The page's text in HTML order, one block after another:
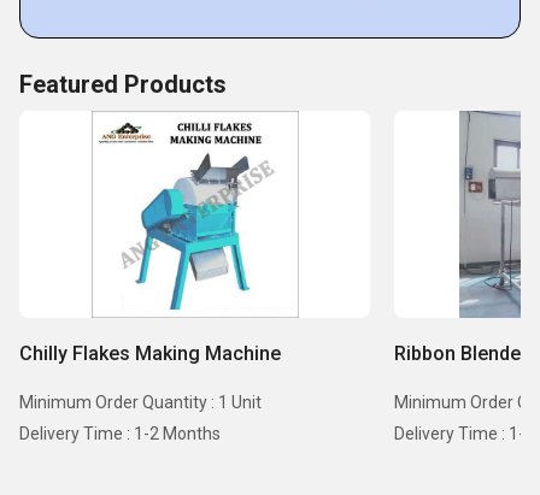
Featured Products
Chilly Flakes Making Machine
Minimum Order Quantity : 1 Unit
Delivery Time : 1-2 Months
Ribbon Blender
Minimum Order
Delivery Time : 1-